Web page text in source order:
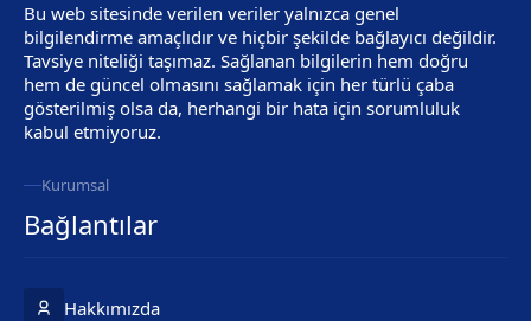
Bu web sitesinde verilen veriler yalnızca genel
bilgilendirme amaçlıdır ve hiçbir şekilde bağlayıcı değildir.
Tavsiye niteliği taşımaz. Sağlanan bilgilerin hem doğru
hem de güncel olmasını sağlamak için her türlü çaba
gösterilmiş olsa da, herhangi bir hata için sorumluluk
kabul etmiyoruz.
Kurumsal
Bağlantılar
Hakkımızda